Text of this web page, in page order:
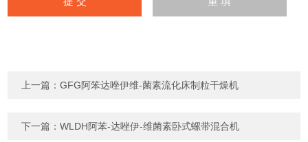
上一篇：GFG阿笨达唑伊维-菌素流化床制粒干燥机
下一篇：WLDH阿苯-达唑伊-维菌素卧式螺带混合机